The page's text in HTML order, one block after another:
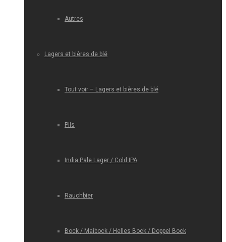
Autres
Lagers et bières de blé
Tout voir – Lagers et bières de blé
Pils
India Pale Lager / Cold IPA
Rauchbier
Bock / Maibock / Helles Bock / Doppel Bock